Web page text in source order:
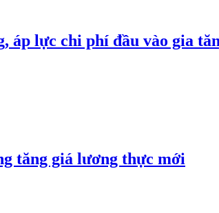
áp lực chi phí đầu vào gia
tăng giá lương thực mới